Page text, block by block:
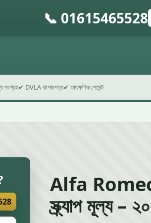
📞 01615465528
সংগ্রহ✔ DVLA কাগজপত্র✔ তাৎক্ষণিক পেমেন্ট
Alfa
স্ক্র্যাপ মূল্য –